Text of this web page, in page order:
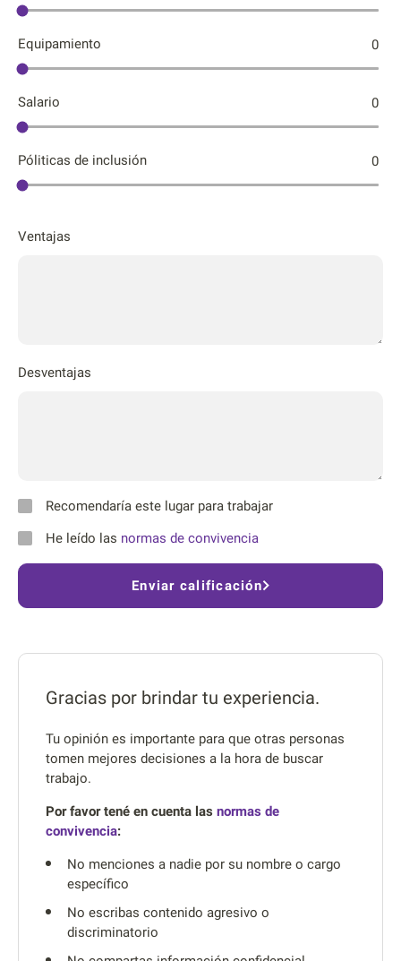
Equipamiento 0
Salario 0
Póliticas de inclusión 0
Ventajas
Desventajas
Recomendaría este lugar para trabajar
He leído las normas de convivencia
Enviar calificación
Gracias por brindar tu experiencia.
Tu opinión es importante para que otras personas
tomen mejores decisiones a la hora de buscar
trabajo.
Por favor tené en cuenta las normas de
convivencia:
No menciones a nadie por su nombre o cargo
específico
No escribas contenido agresivo o
discriminatorio